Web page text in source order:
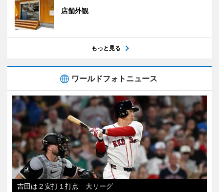
店舗外観
もっと見る
ワールドフォトニュース
吉田は２安打１打点 大リーグ